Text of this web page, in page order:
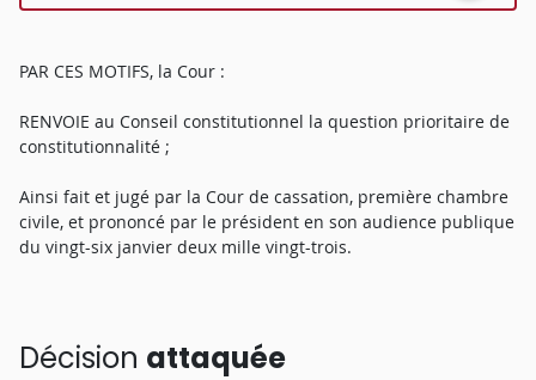
PAR CES MOTIFS, la Cour :
RENVOIE au Conseil constitutionnel la question prioritaire de
constitutionnalité ;
Ainsi fait et jugé par la Cour de cassation, première chambre
civile, et prononcé par le président en son audience publique
du vingt-six janvier deux mille vingt-trois.
Décision attaquée